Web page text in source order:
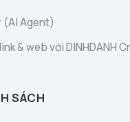
(AI Agent)
& web với DINHDANH
SÁCH